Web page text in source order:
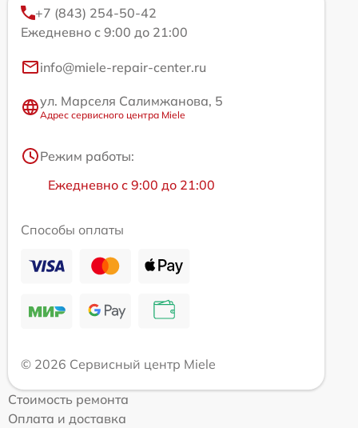
+7 (843) 254-50-42
Ежедневно с 9:00 до 21:00
info@miele-repair-center.ru
ул. Марселя Салимжанова, 5
Адрес сервисного центра Miele
Режим работы:
Ежедневно с 9:00 до 21:00
Способы оплаты
© 2026 Сервисный центр Miele
Стоимость ремонта
Оплата и доставка